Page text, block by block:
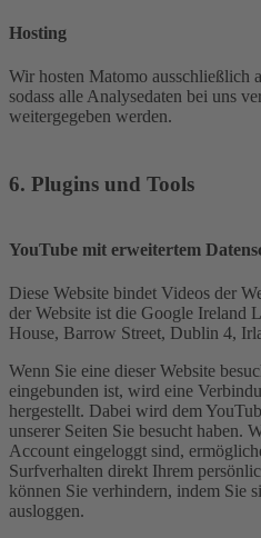
Hosting
Wir hosten Matomo ausschließlich
sodass alle Analysedaten bei uns
weitergegeben werden.
6. Plugins und Tools
YouTube mit erweitertem
Diese Website bindet Videos der
der Website ist die Google Ireland
House, Barrow Street, Dublin 4,
Wenn Sie eine dieser Website
eingebunden ist, wird eine
hergestellt. Dabei wird dem
unserer Seiten Sie besucht haben.
Account eingeloggt sind,
Surfverhalten direkt Ihrem
können Sie verhindern, indem Sie
ausloggen.